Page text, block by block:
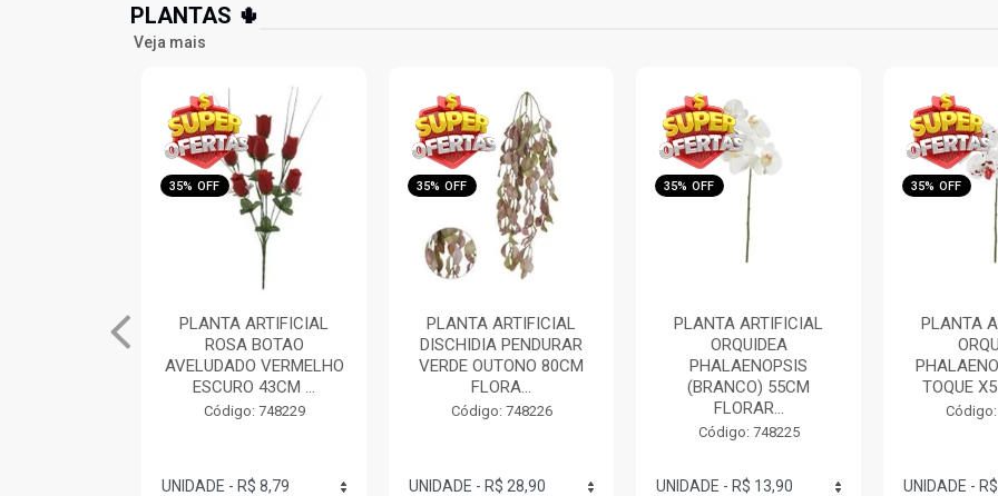
PLANTAS 🌵
Veja mais
35% OFF
PLANTA ARTIFICIAL
DISCHIDIA PENDURAR
VERDE OUTONO 80CM
FLORA...
Código: 748226
35% OFF
PLANTA ARTIFICIAL
ORQUIDEA
PHALAENOPSIS
(BRANCO) 55CM
FLORAR...
35% OFF
PLANTA ARTIFICIAL
ORQUIDEA
PHALAENOPSIS REAL
TOQUE X5 (BRANC...
Código: 748223
35% OFF
PLANTA
28CM